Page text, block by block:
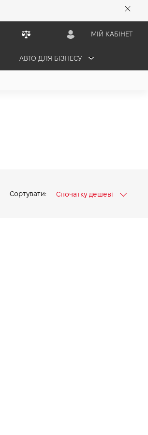
МІЙ КАБІНЕТ
АВТО ДЛЯ БІЗНЕСУ
Сортувати: Спочатку дешеві